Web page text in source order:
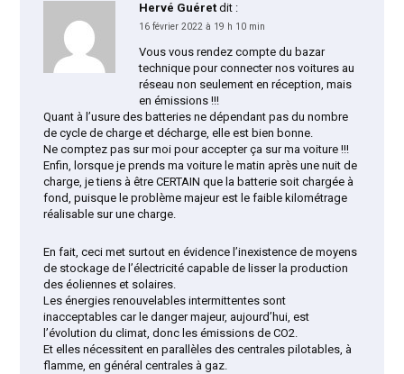
Hervé Guéret dit :
16 février 2022 à 19 h 10 min
Vous vous rendez compte du bazar
technique pour connecter nos voitures au
réseau non seulement en réception, mais
en émissions !!!
Quant à l’usure des batteries ne dépendant pas du nombre
de cycle de charge et décharge, elle est bien bonne.
Ne comptez pas sur moi pour accepter ça sur ma voiture !!!
Enfin, lorsque je prends ma voiture le matin après une nuit de
charge, je tiens à être CERTAIN que la batterie soit chargée à
fond, puisque le problème majeur est le faible kilométrage
réalisable sur une charge.
En fait, ceci met surtout en évidence l’inexistence de moyens
de stockage de l’électricité capable de lisser la production
des éoliennes et solaires.
Les énergies renouvelables intermittentes sont
inacceptables car le danger majeur, aujourd’hui, est
l’évolution du climat, donc les émissions de CO2.
Et elles nécessitent en parallèles des centrales pilotables, à
flamme, en général centrales à gaz.